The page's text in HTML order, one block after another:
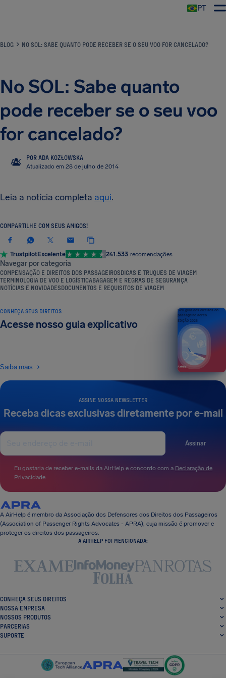
PT
BLOG NO SOL: SABE QUANTO PODE RECEBER SE O SEU VOO FOR CANCELADO?
No SOL: Sabe quanto
pode receber se o seu voo
for cancelado?
AK
POR ADA KOZŁOWSKA
Atualizado em 28 de julho de 2014
Leia a notícia completa aqui.
COMPARTILHE COM SEUS AMIGOS!
TrustpilotExcelente 241.533 recomendações
Navegar por categoria
COMPENSAÇÃO E DIREITOS DOS PASSAGEIROSDICAS E TRUQUES DE VIAGEM
TERMINOLOGIA DE VOO E LOGÍSTICABAGAGEM E REGRAS DE SEGURANÇA
NOTÍCIAS E NOVIDADESDOCUMENTOS E REQUISITOS DE VIAGEM
ASSINE NOSSA NEWSLETTER
Receba dicas exclusivas diretamente por e-mail
Assinar
Eu gostaria de receber e-mails da AirHelp e concordo com a Declaração de
Privacidade.
CONHEÇA SEUS DIREITOS
Acesse nosso guia explicativo
Saiba mais
Seu guia dos direitos do
passageiro aéreo
EDIÇÃO 2026
A AirHelp é membro da Associação dos Defensores dos Direitos dos Passageiros
(Association of Passenger Rights Advocates - APRA), cuja missão é promover e
proteger os direitos dos passageiros.
A AIRHELP FOI MENCIONADA:
CONHEÇA SEUS DIREITOS
NOSSA EMPRESA
NOSSOS PRODUTOS
PARCERIAS
SUPORTE